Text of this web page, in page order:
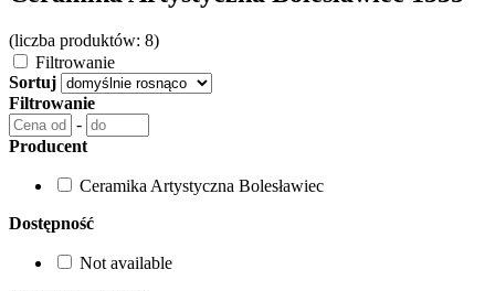
(liczba produktów: 8)
Filtrowanie
Sortuj
Filtrowanie
-
Producent
Ceramika Artystyczna Bolesławiec
Dostępność
Not available